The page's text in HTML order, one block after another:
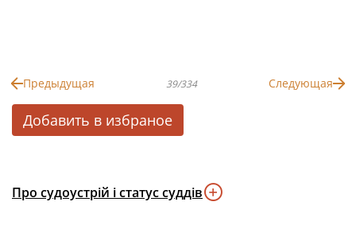
Предыдущая 39/334 Следующая
Добавить в избраное
Про судоустрій і статус суддів